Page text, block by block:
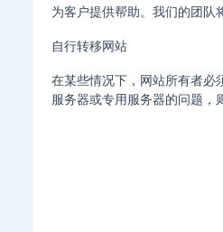
为客户提供帮助。我们的团队
自行转移网站
在某些情况下，网站所有者必
服务器或专用服务器的问题，